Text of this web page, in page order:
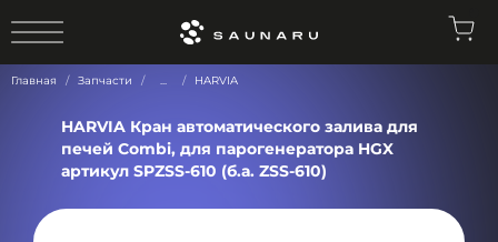
Главная Запчасти ... HARVIA
HARVIA Кран автоматического залива для
печей Combi, для парогенератора HGX
артикул SPZSS-610 (б.а. ZSS-610)